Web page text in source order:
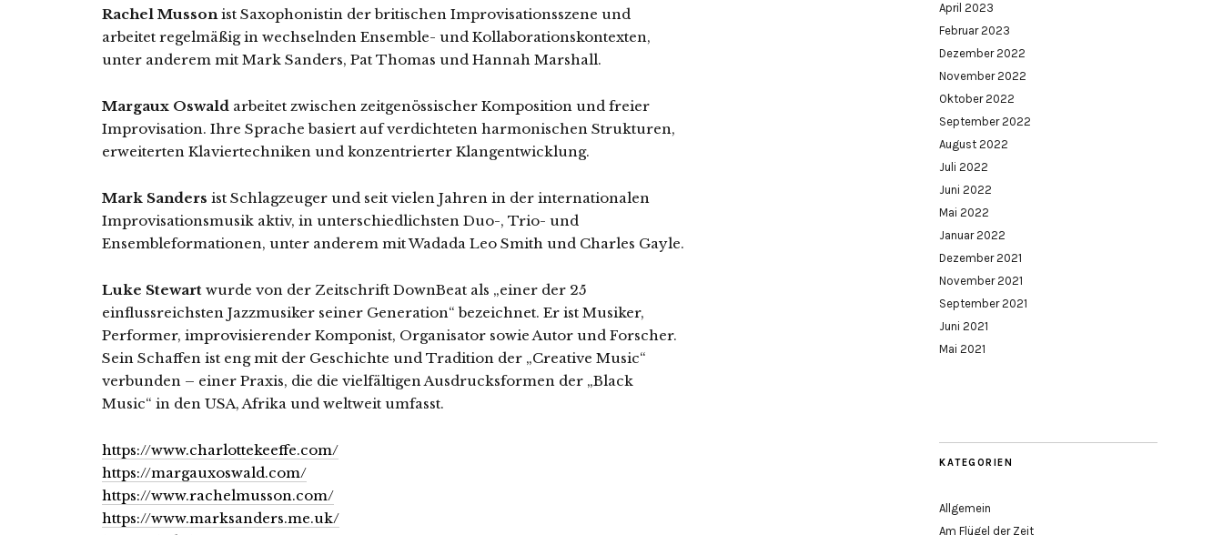
Rachel Mussonist Saxophonistin der britischen Improvisationsszene und
arbeitet regelmäßig in wechselnden Ensemble- und Kollaborationskontexten,
unter anderem mit Mark Sanders, Pat Thomas und Hannah Marshall.
Margaux Oswald arbeitet zwischen zeitgenössischer Komposition und freier
Improvisation. Ihre Sprache basiert auf verdichteten harmonischen Strukturen,
erweiterten Klaviertechniken und konzentrierter Klangentwicklung.
Mark Sanders ist Schlagzeuger und seit vielen Jahren in der internationalen
Improvisationsmusik aktiv, in unterschiedlichsten Duo-, Trio- und
Ensembleformationen, unter anderem mit Wadada Leo Smith und Charles Gayle.
Luke Stewart wurde von der Zeitschrift DownBeat als „einer der 25
einflussreichsten Jazzmusiker seiner Generation“ bezeichnet. Er ist Musiker,
Performer, improvisierender Komponist, Organisator sowie Autor und Forscher.
Sein Schaffen ist eng mit der Geschichte und Tradition der „Creative Music“
verbunden – einer Praxis, die die vielfältigen Ausdrucksformen der „Black
Music“ in den USA, Afrika und weltweit umfasst.
https://www.charlottekeeffe.com/
https://margauxoswald.com/
https://www.rachelmusson.com/
https://www.marksanders.me.uk/
April 2023
Februar 2023
Dezember 2022
November 2022
Oktober 2022
September 2022
August 2022
Juli 2022
Juni 2022
Mai 2022
Januar 2022
Dezember 2021
November 2021
September 2021
Juni 2021
Mai 2021
KATEGORIEN
Allgemein
Am Flügel der Zeit